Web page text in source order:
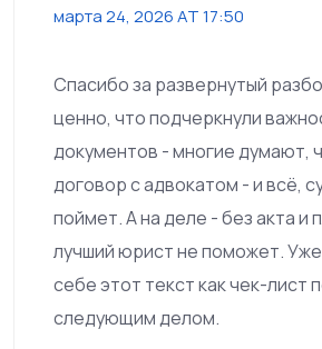
марта 24, 2026 AT 17:50
Спасибо за развернутый
ценно, что подчеркнули
документов - многие думают,
договор с адвокатом - и всё,
поймет. А на деле - без акта и
лучший юрист не поможет.
себе этот текст как чек-лист
следующим делом.